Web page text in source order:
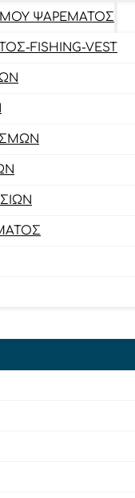
ΨΑΡΈΜΑΤΟΣ
FISHING-VEST